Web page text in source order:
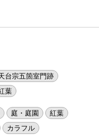
台宗五箇室門跡
葉
庭・庭園
紅葉
カラフル